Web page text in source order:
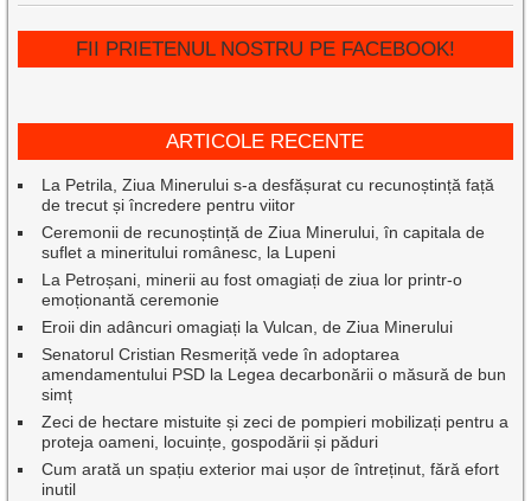
FII PRIETENUL NOSTRU PE FACEBOOK!
ARTICOLE RECENTE
La Petrila, Ziua Minerului s-a desfășurat cu recunoștință față
de trecut și încredere pentru viitor
Ceremonii de recunoștință de Ziua Minerului, în capitala de
suflet a mineritului românesc, la Lupeni
La Petroșani, minerii au fost omagiați de ziua lor printr-o
emoționantă ceremonie
Eroii din adâncuri omagiați la Vulcan, de Ziua Minerului
Senatorul Cristian Resmeriță vede în adoptarea
amendamentului PSD la Legea decarbonării o măsură de bun
simț
Zeci de hectare mistuite și zeci de pompieri mobilizați pentru a
proteja oameni, locuințe, gospodării și păduri
Cum arată un spațiu exterior mai ușor de întreținut, fără efort
inutil